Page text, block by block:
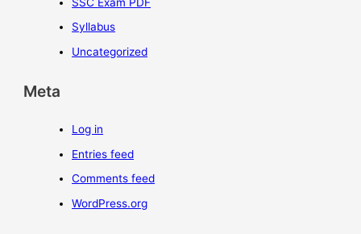
Syllabus
Uncategorized
Meta
Log in
Entries feed
Comments feed
WordPress.org